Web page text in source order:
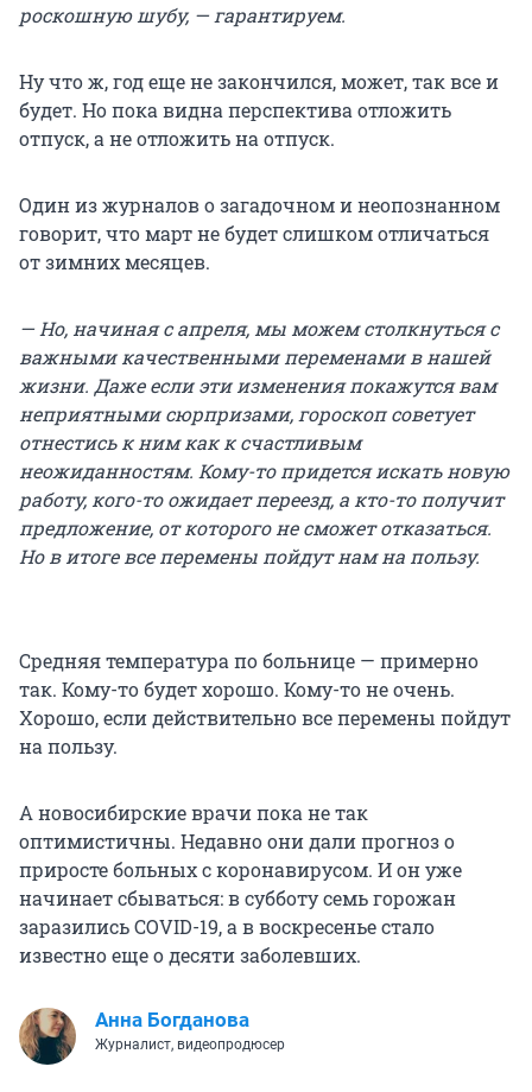
роскошную шубу, — гарантируем.
Ну что ж, год еще не закончился, может, так все и
будет. Но пока видна перспектива отложить
отпуск, а не отложить на отпуск.
Один из журналов о загадочном и неопознанном
говорит, что март не будет слишком отличаться
от зимних месяцев.
— Но, начиная с апреля, мы можем столкнуться с
важными качественными переменами в нашей
жизни. Даже если эти изменения покажутся вам
неприятными сюрпризами, гороскоп советует
отнестись к ним как к счастливым
неожиданностям. Кому-то придется искать новую
работу, кого-то ожидает переезд, а кто-то получит
предложение, от которого не сможет отказаться.
Но в итоге все перемены пойдут нам на пользу.
Средняя температура по больнице — примерно
так. Кому-то будет хорошо. Кому-то не очень.
Хорошо, если действительно все перемены пойдут
на пользу.
А новосибирские врачи пока не так
оптимистичны. Недавно они дали прогноз о
приросте больных с коронавирусом. И он уже
начинает сбываться: в субботу семь горожан
заразились COVID-19, а в воскресенье стало
известно еще о десяти заболевших.
Анна Богданова
Журналист, видеопродюсер